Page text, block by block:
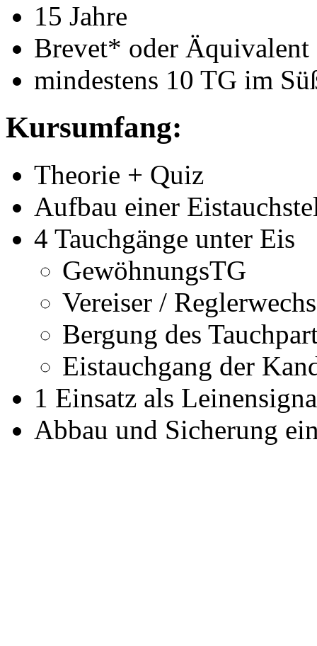
15 Jahre
Brevet* oder Äquivalent
mindestens 10 TG im
Kursumfang:
Theorie + Quiz
Aufbau einer
4 Tauchgänge unter Eis
GewöhnungsTG
Vereiser /
Bergung des
Eistauchgang der
1 Einsatz als
Abbau und Sicherung